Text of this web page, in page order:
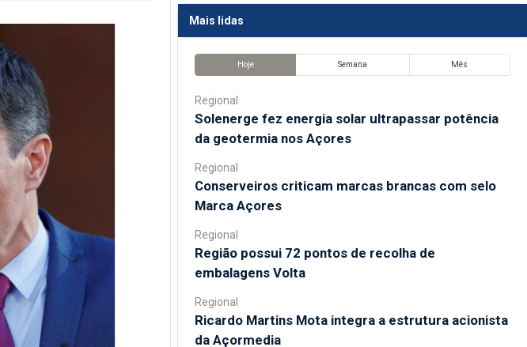
Mais lidas
Hoje Semana Mês
Regional
Solenerge fez energia solar ultrapassar potência
da geotermia nos Açores
Regional
Conserveiros criticam marcas brancas com selo
Marca Açores
Regional
Região possui 72 pontos de recolha de
embalagens Volta
Regional
Ricardo Martins Mota integra a estrutura acionista
da Açormedia